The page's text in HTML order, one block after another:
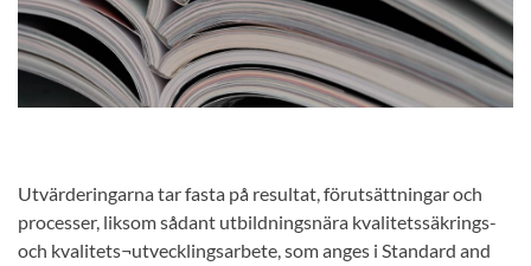
Utvärderingarna tar fasta på resultat, förutsättningar och
processer, liksom sådant utbildningsnära kvalitetssäkrings-
och kvalitets¬utvecklingsarbete, som anges i Standard and